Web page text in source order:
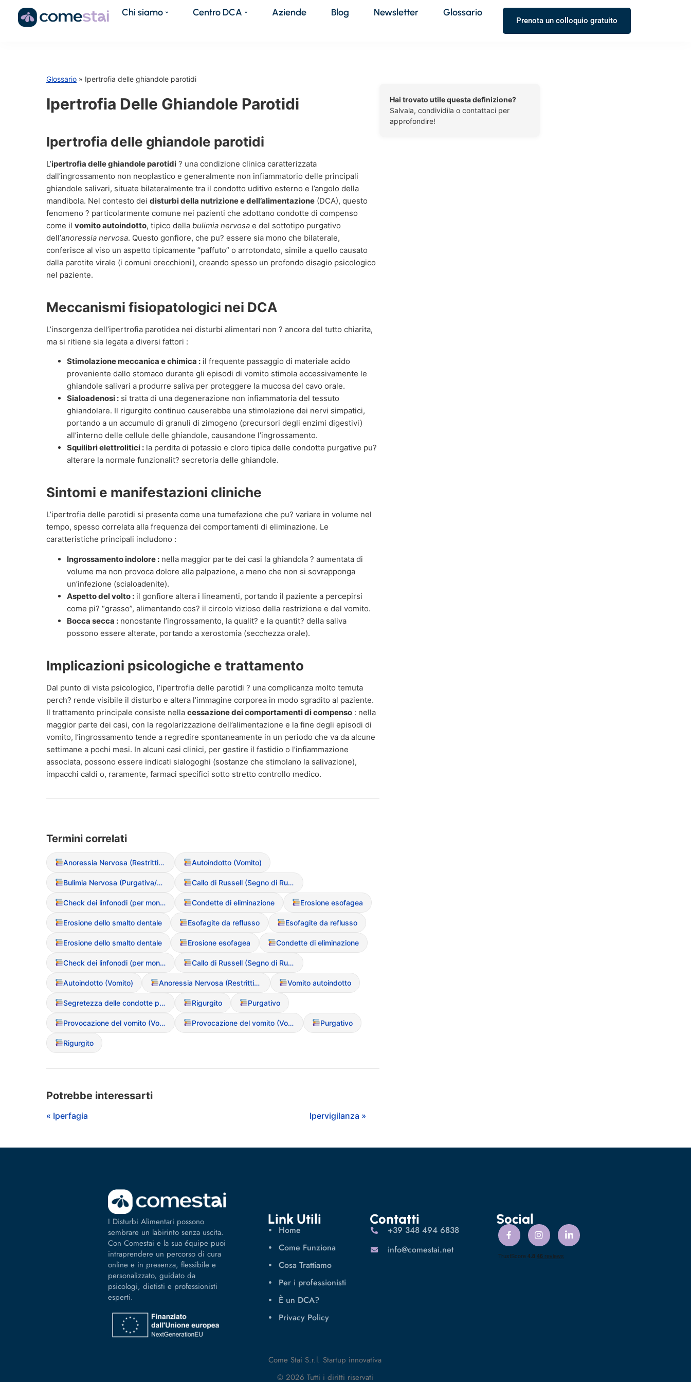
Chi siamo Centro DCA Aziende Blog Newsletter Glossario
Prenota un colloquio gratuito
Glossario » Ipertrofia delle ghiandole parotidi
Ipertrofia Delle Ghiandole Parotidi
Ipertrofia delle ghiandole parotidi
L’ipertrofia delle ghiandole parotidi ? una condizione clinica caratterizzata
dall’ingrossamento non neoplastico e generalmente non infiammatorio delle principali
ghiandole salivari, situate bilateralmente tra il condotto uditivo esterno e l’angolo della
mandibola. Nel contesto dei disturbi della nutrizione e dell’alimentazione (DCA), questo
fenomeno ? particolarmente comune nei pazienti che adottano condotte di compenso
come il vomito autoindotto, tipico della bulimia nervosa e del sottotipo purgativo
dell’anoressia nervosa. Questo gonfiore, che pu? essere sia mono che bilaterale,
conferisce al viso un aspetto tipicamente “paffuto” o arrotondato, simile a quello causato
dalla parotite virale (i comuni orecchioni), creando spesso un profondo disagio psicologico
nel paziente.
Meccanismi fisiopatologici nei DCA
L’insorgenza dell’ipertrofia parotidea nei disturbi alimentari non ? ancora del tutto chiarita,
ma si ritiene sia legata a diversi fattori :
Stimolazione meccanica e chimica : il frequente passaggio di materiale acido
proveniente dallo stomaco durante gli episodi di vomito stimola eccessivamente le
ghiandole salivari a produrre saliva per proteggere la mucosa del cavo orale.
Sialoadenosi : si tratta di una degenerazione non infiammatoria del tessuto
ghiandolare. Il rigurgito continuo causerebbe una stimolazione dei nervi simpatici,
portando a un accumulo di granuli di zimogeno (precursori degli enzimi digestivi)
all’interno delle cellule delle ghiandole, causandone l’ingrossamento.
Squilibri elettrolitici : la perdita di potassio e cloro tipica delle condotte purgative pu?
alterare la normale funzionalit? secretoria delle ghiandole.
Sintomi e manifestazioni cliniche
L’ipertrofia delle parotidi si presenta come una tumefazione che pu? variare in volume nel
tempo, spesso correlata alla frequenza dei comportamenti di eliminazione. Le
caratteristiche principali includono :
Ingrossamento indolore : nella maggior parte dei casi la ghiandola ? aumentata di
volume ma non provoca dolore alla palpazione, a meno che non si sovrapponga
un’infezione (scialoadenite).
Aspetto del volto : il gonfiore altera i lineamenti, portando il paziente a percepirsi
come pi? “grasso”, alimentando cos? il circolo vizioso della restrizione e del vomito.
Bocca secca : nonostante l’ingrossamento, la qualit? e la quantit? della saliva
possono essere alterate, portando a xerostomia (secchezza orale).
Implicazioni psicologiche e trattamento
Dal punto di vista psicologico, l’ipertrofia delle parotidi ? una complicanza molto temuta
perch? rende visibile il disturbo e altera l’immagine corporea in modo sgradito al paziente.
Il trattamento principale consiste nella cessazione dei comportamenti di compenso : nella
maggior parte dei casi, con la regolarizzazione dell’alimentazione e la fine degli episodi di
vomito, l’ingrossamento tende a regredire spontaneamente in un periodo che va da alcune
settimane a pochi mesi. In alcuni casi clinici, per gestire il fastidio o l’infiammazione
associata, possono essere indicati sialogoghi (sostanze che stimolano la salivazione),
impacchi caldi o, raramente, farmaci specifici sotto stretto controllo medico.
Termini correlati
Anoressia Nervosa (Restrittiva/Purgativa) Autoindotto (Vomito)
Bulimia Nervosa (Purgativa/Non Purgativa) Callo di Russell (Segno di Russell)
Check dei linfonodi (per monitorare l’ingrossamento da vomito) Condette di eliminazione Erosione esofagea
Erosione dello smalto dentale Esofagite da reflusso Esofagite da reflusso
Erosione dello smalto dentale Erosione esofagea Condette di eliminazione
Check dei linfonodi (per monitorare l’ingrossamento da vomito) Callo di Russell (Segno di Russell)
Autoindotto (Vomito) Anoressia Nervosa (Restrittiva/Purgativa) Vomito autoindotto
Segretezza delle condotte purgative Rigurgito Purgativo
Provocazione del vomito (Vomito autoindotto) Provocazione del vomito (Vomito autoindotto) Purgativo
Rigurgito
Potrebbe interessarti
« Iperfagia Ipervigilanza »
Hai trovato utile questa definizione?
Salvala, condividila o contattaci per
approfondire!
I Disturbi Alimentari possono
sembrare un labirinto senza uscita.
Con Comestai e la sua équipe puoi
intraprendere un percorso di cura
online e in presenza, flessibile e
personalizzato, guidato da
psicologi, dietisti e professionisti
esperti.
Link Utili
Home
Come Funziona
Cosa Trattiamo
Per i professionisti
È un DCA?
Privacy Policy
Contatti
‪+39 348 494 6838
info@comestai.net
Social
Come Stai S.r.l. Startup innovativa
© 2026 Tutti i diritti riservati